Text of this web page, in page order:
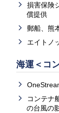
損害保険
償提供
郵船、熊
エイトノ
海運＜コ
コンテナ
の台風の